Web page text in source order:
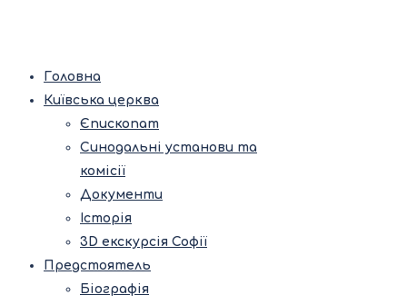
Головна
Київська церква
Єпископат
Синодальні установи та
комісії
Документи
Історія
3D екскурсія Софії
Предстоятель
Біографія